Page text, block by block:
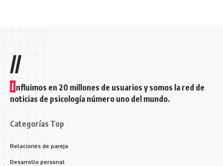
//
I nfluimos en 20 millones de usuarios y somos la red de
noticias de psicología número uno del mundo.
Categorías Top
Relaciones de pareja
Desarrollo personal